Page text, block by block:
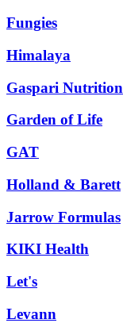
Fungies
Himalaya
Gaspari Nutrition
Garden of Life
GAT
Holland & Barett
Jarrow Formulas
KIKI Health
Let's
Levann